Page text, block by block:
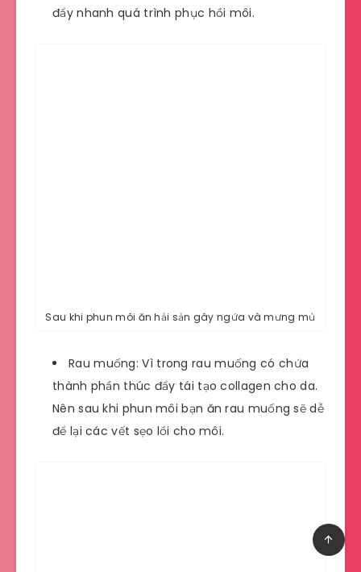
đẩy nhanh quá trình phục hồi môi.
Sau khi phun môi ăn hải sản gây ngứa và mưng mủ
Rau muống: Vì trong rau muống có chứa
thành phần thúc đẩy tái tạo collagen cho da.
Nên sau khi phun môi bạn ăn rau muống sẽ dễ
để lại các vết sẹo lồi cho môi.